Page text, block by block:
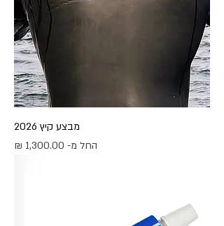
מבצע קיץ 2026
החל מ-
מחיר מבצע